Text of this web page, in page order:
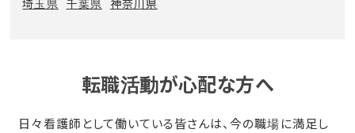
埼玉県
千葉県 神奈川県
転職活動が心配な方へ
日々看護師として働いている皆さんは、今の職場に満足し